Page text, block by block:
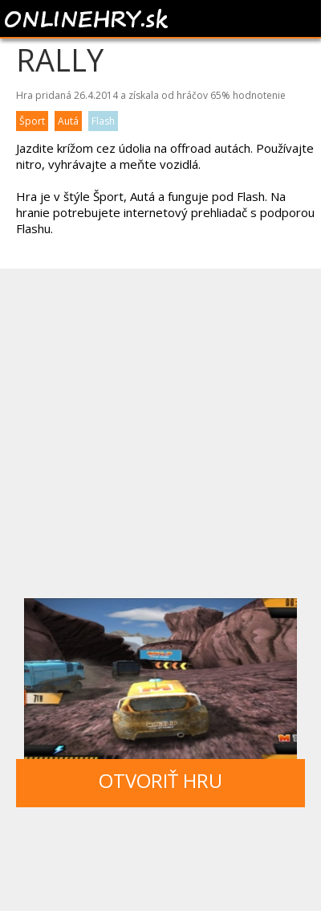
DIABLO VALLEY
RALLY
Hra pridaná 26.4.2014 a získala od hráčov 65% hodnotenie
Šport
Autá Flash
Jazdite krížom cez údolia na offroad autách. Používajte
nitro, vyhrávajte a meňte vozidlá.
Hra je v štýle Šport, Autá a funguje pod Flash. Na
hranie potrebujete internetový prehliadač s podporou
Flashu.
OTVORIŤ HRU